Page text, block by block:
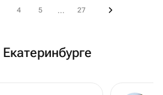
4 5 ... 27